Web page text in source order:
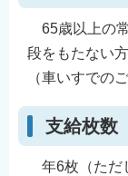
65歳以上の
段をもたない方
（車いすでの
支給枚数
年6枚（ただ